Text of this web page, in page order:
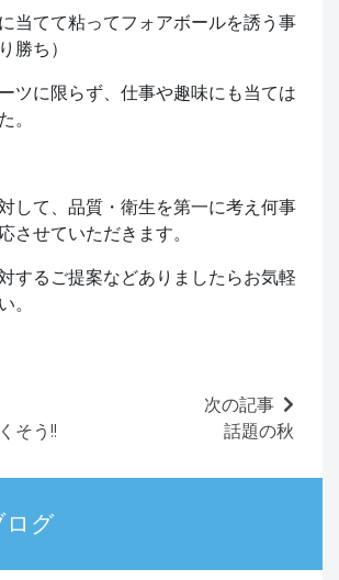
ログ
当てて粘ってフォアボールを誘う事
勝ち）
ツに限らず、仕事や趣味にも当ては
。
して、品質・衛生を第一に考え何事
させていただきます。
するご提案などありましたらお気軽
。
そう!!
次の記事
話題の秋